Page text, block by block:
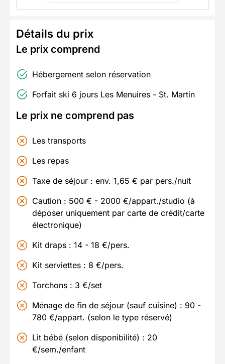
Détails du prix
Le prix comprend
Hébergement selon réservation
Forfait ski 6 jours Les Menuires - St. Martin
Le prix ne comprend pas
Les transports
Les repas
Taxe de séjour : env. 1,65 € par pers./nuit
Caution : 500 € - 2000 €/appart./studio (à
déposer uniquement par carte de crédit/carte
électronique)
Kit draps : 14 - 18 €/pers.
Kit serviettes : 8 €/pers.
Torchons : 3 €/set
Ménage de fin de séjour (sauf cuisine) : 90 -
780 €/appart. (selon le type réservé)
Lit bébé (selon disponibilité) : 20
€/sem./enfant